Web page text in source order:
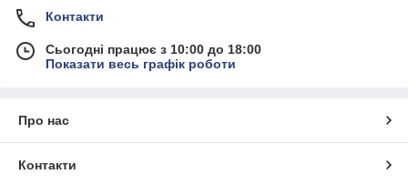
Контакти
Сьогодні працює з 10:00 до 18:00
Показати весь графік роботи
Про нас
Контакти